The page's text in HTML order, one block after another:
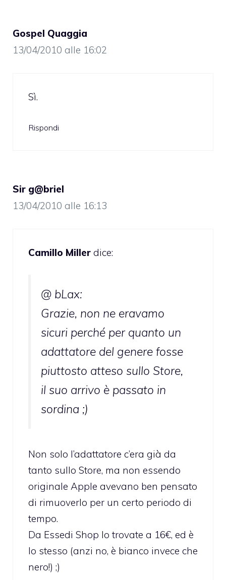
Gospel Quaggia
13/04/2010 alle 16:02
Sì.
Rispondi
Sir g@briel
13/04/2010 alle 16:13
Camillo Miller dice:
@ bLax:
Grazie, non ne eravamo
sicuri perché per quanto un
adattatore del genere fosse
piuttosto atteso sullo Store,
il suo arrivo è passato in
sordina ;)
Non solo l’adattatore c’era già da
tanto sullo Store, ma non essendo
originale Apple avevano ben pensato
di rimuoverlo per un certo periodo di
tempo.
Da Essedi Shop lo trovate a 16€, ed è
lo stesso (anzi no, è bianco invece che
nero!) ;)